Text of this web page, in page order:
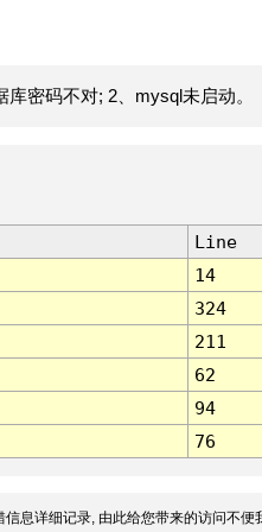
密码不对; 2、mysql未启动。
Line
14
324
211
62
94
76
息详细记录, 由此给您带来的访问不便